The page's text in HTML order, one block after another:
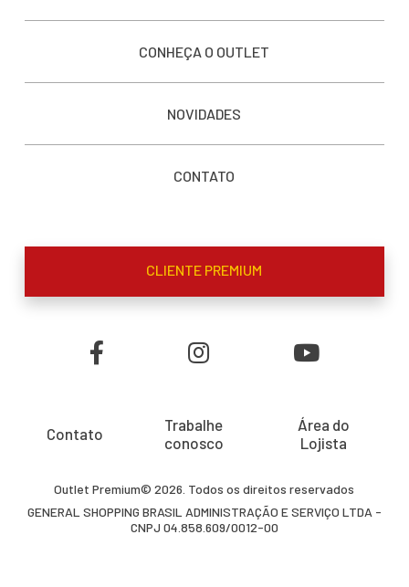
CONHEÇA O OUTLET
NOVIDADES
CONTATO
CLIENTE PREMIUM
Contato
Trabalhe
conosco
Área do
Lojista
Outlet Premium© 2026. Todos os direitos reservados
GENERAL SHOPPING BRASIL ADMINISTRAÇÃO E SERVIÇO LTDA -
CNPJ 04.858.609/0012-00